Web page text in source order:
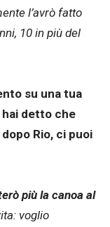
l’avrò fatto
10 in più del
su una tua
detto che
dopo Rio, ci puoi
più la canoa al
voglio